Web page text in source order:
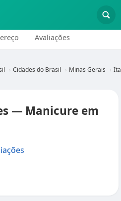
Avaliações
Cidades do Brasil Minas Gerais
— Manicure em